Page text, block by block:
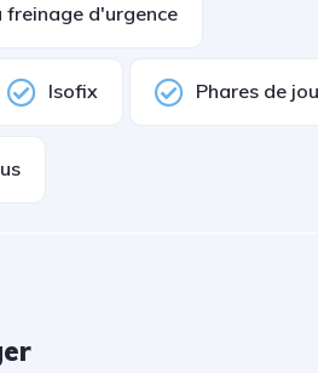
freinage d'urgence
Isofix Phares de